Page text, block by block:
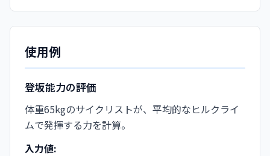
使用例
登坂能力の評価
体重65kgのサイクリストが、平均的なヒルクライ
ムで発揮する力を計算。
入力値: